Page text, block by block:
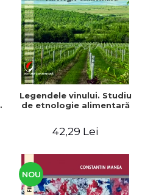
Legendele vinului. Studiu
de etnologie alimentară
42,29 Lei
NOU